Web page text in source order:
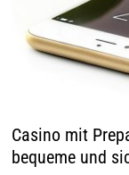
Casino mit
bequeme und